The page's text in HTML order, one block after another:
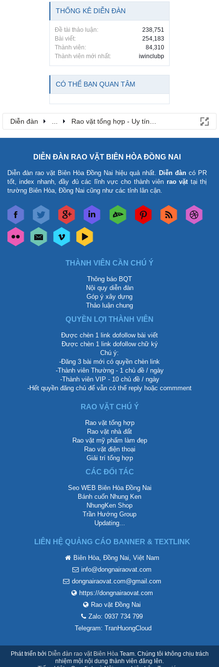
THỐNG KÊ DIỄN ĐÀN
Đề tài thảo luận:
238,751
Bài viết:
254,183
Thành viên:
84,310
Thành viên mới nhất:
iwinclubp
CÓ THỂ BẠN QUAN TÂM
Diễn đàn Rao vặt tổng hợp - Uy tín - Miễn phí
DIỄN ĐÀN RAO VẶT BIÊN HÒA ĐỒNG NAI
Diễn đàn rao vặt Biên Hòa Đồng Nai hiệu quả nhất. Diễn đàn có PR
tốt, index nhanh, đầy đủ các lĩnh vực cho thành viên rao vặt tại thị
trường Biên Hòa, Đồng Nai cũng như các tỉnh lân cận.
THÀNH VIÊN CẦN CHÚ Ý
Thông báo BQT
Nội quy diễn đàn
Góp ý xây dựng
Thảo luận chung
QUYỀN LỢI THÀNH VIÊN
Được chèn 1 link dofollow bài viết
Được chèn 1 link dofollow chữ ký
Chú ý:
-Đăng 3 bài mới có quyền chèn link
-Thành viên Thường - 1 chủ đề / ngày
-Thành viên VIP - 10 chủ đề / ngày
-Hết quyền đăng chủ để vẫn có thể reply hoặc commment
RAO VẶT CHÚ Ý
Rao vặt tổng hợp
Rao vặt nhà đất
Rao vặt mỹ phẩm làm đẹp
Rao vặt điện thoại
Giải trí tổng hợp
CÁC ĐỐI TÁC
Seo WEB Biên Hòa Đồng Nai
Bánh cuốn Nhung Ken
NhungKen Shop
Trần Hướng Group
Updating...
LIÊN HỆ QUẢNG CÁO BANNER & TEXTLINK
Biên Hòa, Đồng Nai, Việt Nam
info@dongnairaovat.com
dongnairaovat.com@gmail.com
https://dongnairaovat.com
Rao vặt Đồng Nai
Zalo: 0937 734 799
Telegram: TranHuongCloud
Phát triển bởi Diễn đàn rao vặt Biên Hòa Team. Chúng tôi không chịu trách
nhiệm mội nội dung thành viên đăng lên.